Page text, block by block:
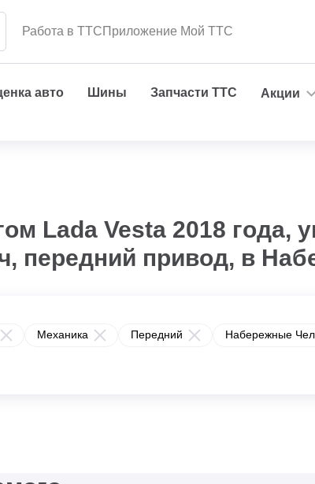
Работа в ТТСПриложение Мой ТТС
авто Шины Запчасти ТТС Акции
Lada Vesta 2018 года,
передний привод, в
Механика Передний Набережные